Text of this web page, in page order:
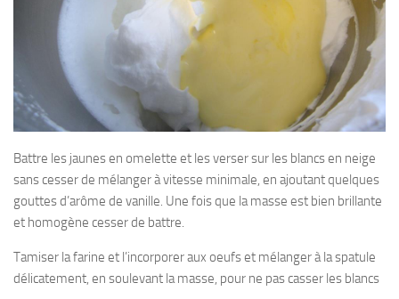
Battre les jaunes en omelette et les verser sur les blancs en neige
sans cesser de mélanger à vitesse minimale, en ajoutant quelques
gouttes d’arôme de vanille. Une fois que la masse est bien brillante
et homogène cesser de battre.
Tamiser la farine et l’incorporer aux oeufs et mélanger à la spatule
délicatement, en soulevant la masse, pour ne pas casser les blancs